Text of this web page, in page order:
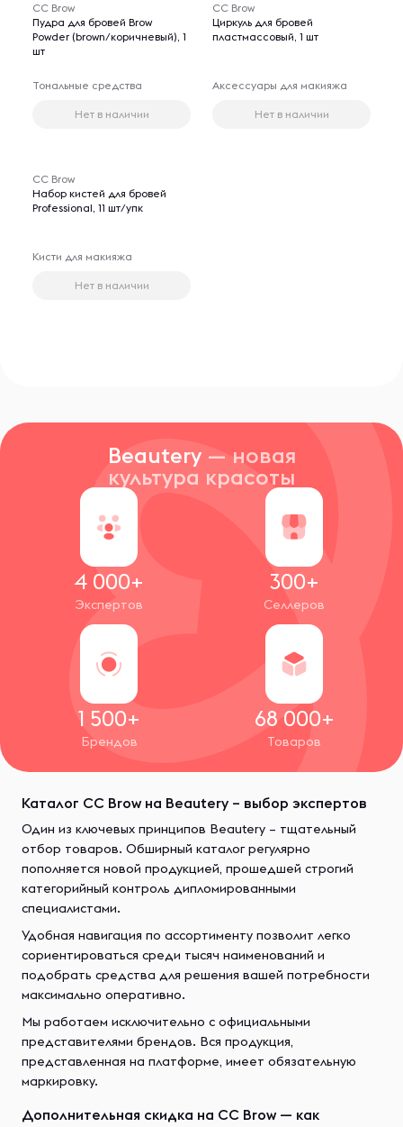
CC Brow
Пудра для бровей Brow
Powder (brown/коричневый), 1
шт
Тональные средства
Нет в наличии
CC Brow
Циркуль для бровей
пластмассовый, 1 шт
Аксессуары для макияжа
Нет в наличии
CC Brow
Набор кистей для бровей
Professional, 11 шт/упк
Кисти для макияжа
Нет в наличии
Beautery — новая
культура красоты
4 000+
Экспертов
300+
Селлеров
1 500+
Брендов
68 000+
Товаров
Каталог CC Brow на Beautery – выбор экспертов
Один из ключевых принципов Beautery – тщательный
отбор товаров. Обширный каталог регулярно
пополняется новой продукцией, прошедшей строгий
категорийный контроль дипломированными
специалистами.
Удобная навигация по ассортименту позволит легко
сориентироваться среди тысяч наименований и
подобрать средства для решения вашей потребности
максимально оперативно.
Мы работаем исключительно с официальными
представителями брендов. Вся продукция,
представленная на платформе, имеет обязательную
маркировку.
Дополнительная скидка на CC Brow — как